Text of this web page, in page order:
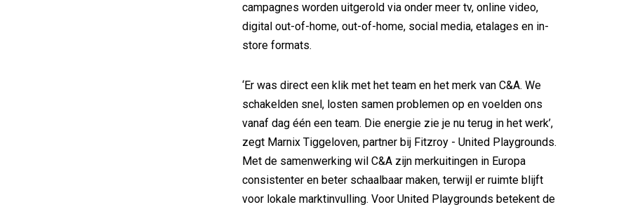
campagnes worden uitgerold via onder meer tv, online video,
digital out-of-home, out-of-home, social media, etalages en in-
store formats.
‘Er was direct een klik met het team en het merk van C&A. We
schakelden snel, losten samen problemen op en voelden ons
vanaf dag één een team. Die energie zie je nu terug in het werk’,
zegt Marnix Tiggeloven, partner bij Fitzroy - United Playgrounds.
Met de samenwerking wil C&A zijn merkuitingen in Europa
consistenter en beter schaalbaar maken, terwijl er ruimte blijft
voor lokale marktinvulling. Voor United Playgrounds betekent de